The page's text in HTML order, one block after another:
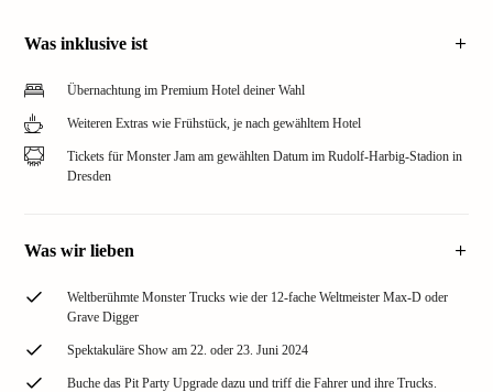
Was inklusive ist
Übernachtung im Premium Hotel deiner Wahl
Weiteren Extras wie Frühstück, je nach gewähltem Hotel
Tickets für Monster Jam am gewählten Datum im Rudolf-Harbig-Stadion in
Dresden
Was wir lieben
Weltberühmte Monster Trucks wie der 12-fache Weltmeister Max-D oder
Grave Digger
Spektakuläre Show am 22. oder 23. Juni 2024
Buche das Pit Party Upgrade dazu und triff die Fahrer und ihre Trucks.